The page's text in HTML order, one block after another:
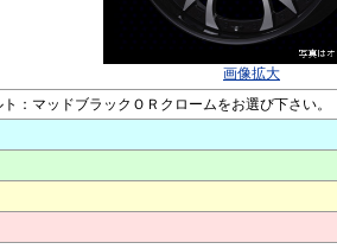
画像拡大
マッドブラックＯＲクロームをお選び下さい。